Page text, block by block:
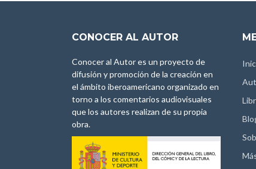
CONOCER AL AUTOR
Conocer al Autor es un proyecto de
difusión y promoción de la creación en
el ámbito iberoamericano organizado en
torno a los comentarios audiovisuales
que los autores realizan de su propia
obra.